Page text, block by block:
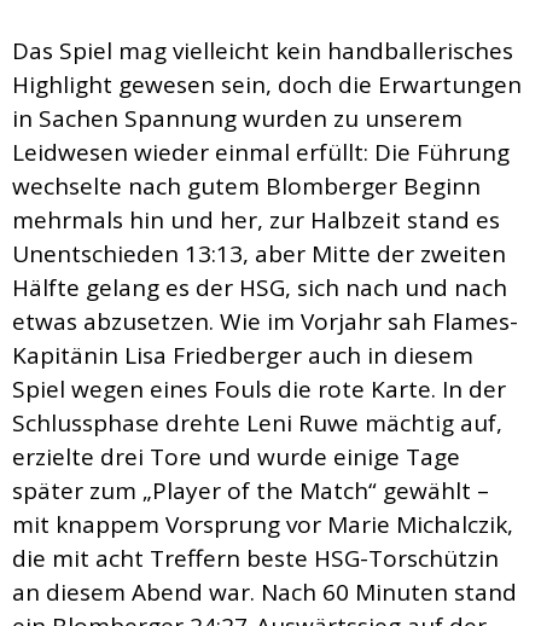
Das Spiel mag vielleicht kein handballerisches
Highlight gewesen sein, doch die Erwartungen
in Sachen Spannung wurden zu unserem
Leidwesen wieder einmal erfüllt: Die Führung
wechselte nach gutem Blomberger Beginn
mehrmals hin und her, zur Halbzeit stand es
Unentschieden 13:13, aber Mitte der zweiten
Hälfte gelang es der HSG, sich nach und nach
etwas abzusetzen. Wie im Vorjahr sah Flames-
Kapitänin Lisa Friedberger auch in diesem
Spiel wegen eines Fouls die rote Karte. In der
Schlussphase drehte Leni Ruwe mächtig auf,
erzielte drei Tore und wurde einige Tage
später zum „Player of the Match“ gewählt –
mit knappem Vorsprung vor Marie Michalczik,
die mit acht Treffern beste HSG-Torschützin
an diesem Abend war. Nach 60 Minuten stand